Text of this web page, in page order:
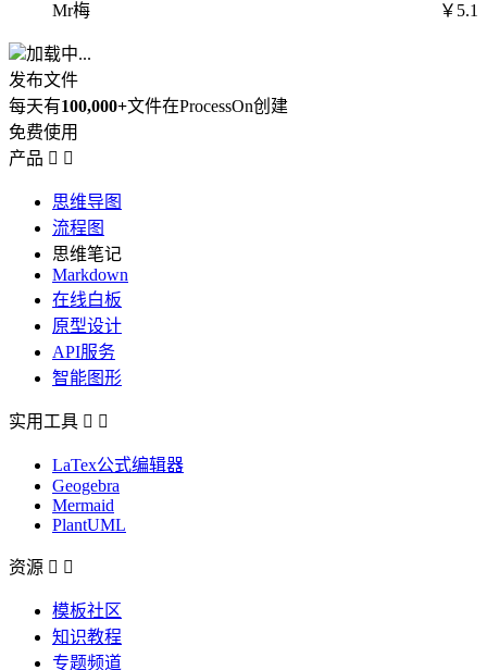
Mr梅 ￥5.1
加载中...
发布文件
每天有100,000+文件在ProcessOn创建
免费使用
产品  
思维导图
流程图
思维笔记
Markdown
在线白板
原型设计
API服务
智能图形
实用工具  
LaTex公式编辑器
Geogebra
Mermaid
PlantUML
资源  
模板社区
知识教程
专题频道